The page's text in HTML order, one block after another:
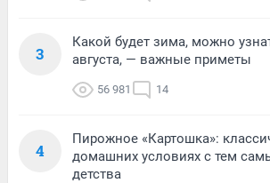
3
Какой будет зима, можно
августа, — важные приметы
56 981 14
4
Пирожное «Картошка»:
домашних условиях с тем
детства